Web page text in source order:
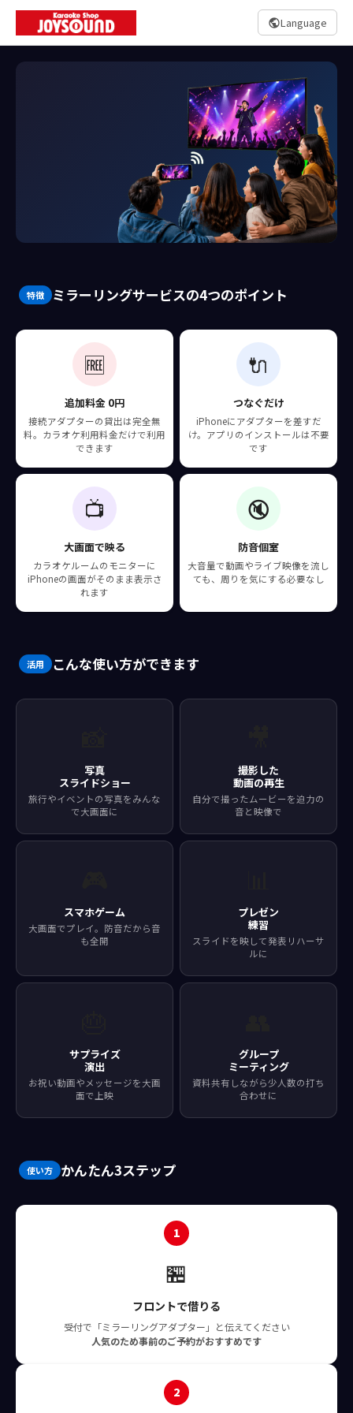
Language
iPhoneの映像を
カラオケ大画面で
接続アダプター無料貸出
特徴 ミラーリングサービスの4つのポイント
🆓
追加料金 0円
接続アダプターの貸出は完全無
料。カラオケ利用料金だけで利用
できます
🔌
つなぐだけ
iPhoneにアダプターを差すだ
け。アプリのインストールは不要
です
📺
大画面で映る
カラオケルームのモニターに
iPhoneの画面がそのまま表示さ
れます
🔇
防音個室
大音量で動画やライブ映像を流し
ても、周りを気にする必要なし
活用 こんな使い方ができます
写真
スライドショー
旅行やイベントの写真をみんな
で大画面に
撮影した
動画の再生
自分で撮ったムービーを迫力の
音と映像で
スマホゲーム
大画面でプレイ。防音だから音
も全開
プレゼン
練習
スライドを映して発表リハーサ
ルに
サプライズ
演出
お祝い動画やメッセージを大画
面で上映
グループ
ミーティング
資料共有しながら少人数の打ち
合わせに
使い方 かんたん3ステップ
1
🏪
フロントで借りる
受付で「ミラーリングアダプター」と伝えてください
人気のため事前のご予約がおすすめです
2